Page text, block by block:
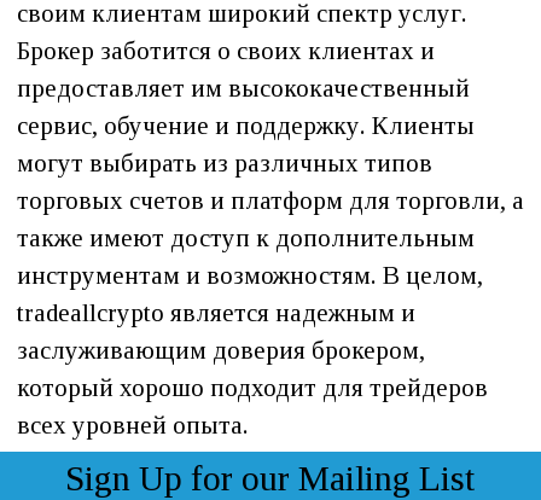
своим клиентам широкий спектр услуг.
Брокер заботится о своих клиентах и
предоставляет им высококачественный
сервис, обучение и поддержку. Клиенты
могут выбирать из различных типов
торговых счетов и платформ для торговли, а
также имеют доступ к дополнительным
инструментам и возможностям. В целом,
tradeallcrypto является надежным и
заслуживающим доверия брокером,
который хорошо подходит для трейдеров
всех уровней опыта.
Sign Up for our Mailing List